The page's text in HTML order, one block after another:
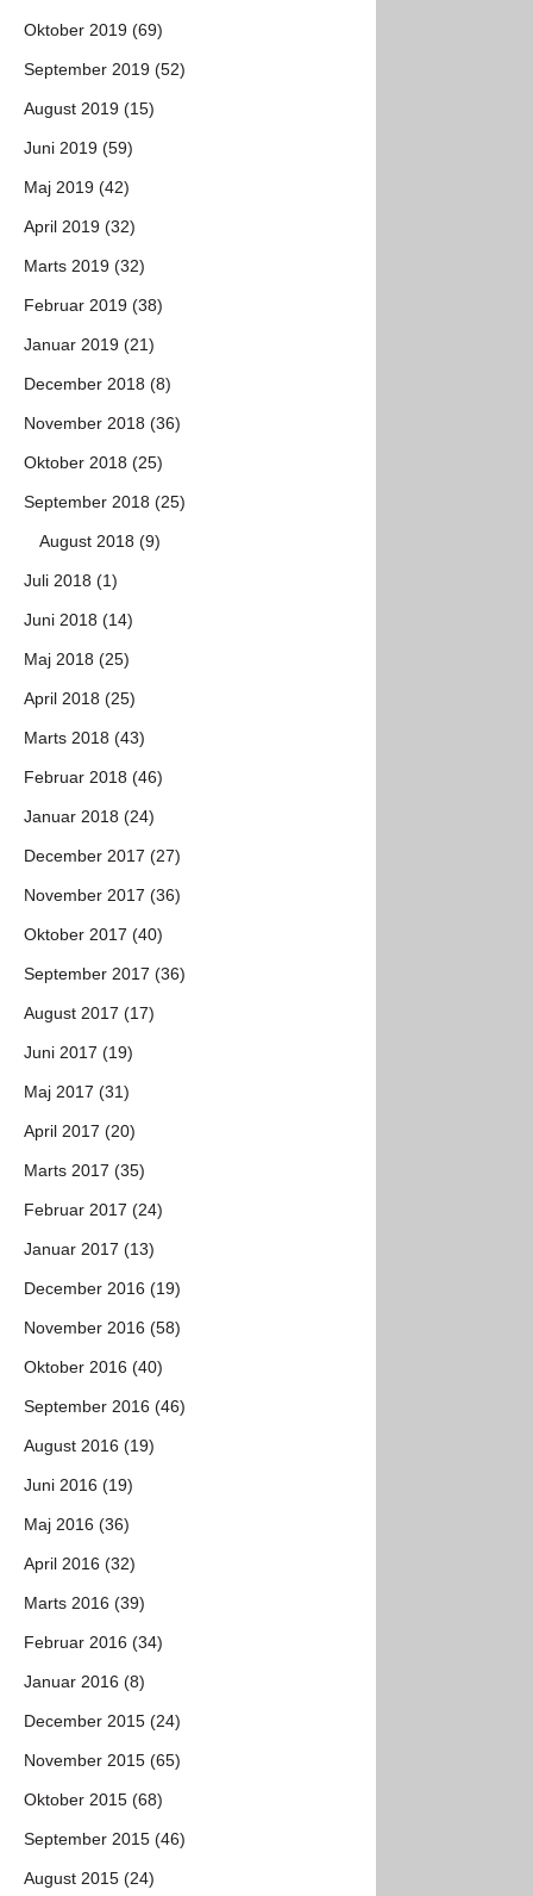
Oktober 2019 (69)
September 2019 (52)
August 2019 (15)
Juni 2019 (59)
Maj 2019 (42)
April 2019 (32)
Marts 2019 (32)
Februar 2019 (38)
Januar 2019 (21)
December 2018 (8)
November 2018 (36)
Oktober 2018 (25)
September 2018 (25)
August 2018 (9)
Juli 2018 (1)
Juni 2018 (14)
Maj 2018 (25)
April 2018 (25)
Marts 2018 (43)
Februar 2018 (46)
Januar 2018 (24)
December 2017 (27)
November 2017 (36)
Oktober 2017 (40)
September 2017 (36)
August 2017 (17)
Juni 2017 (19)
Maj 2017 (31)
April 2017 (20)
Marts 2017 (35)
Februar 2017 (24)
Januar 2017 (13)
December 2016 (19)
November 2016 (58)
Oktober 2016 (40)
September 2016 (46)
August 2016 (19)
Juni 2016 (19)
Maj 2016 (36)
April 2016 (32)
Marts 2016 (39)
Februar 2016 (34)
Januar 2016 (8)
December 2015 (24)
November 2015 (65)
Oktober 2015 (68)
September 2015 (46)
August 2015 (24)